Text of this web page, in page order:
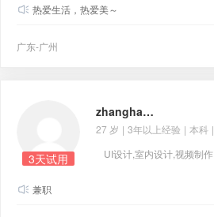
热爱生活，热爱美～
广东-广州
3天试用
zhanghaonan
27 岁 | 3年以上经验 | 本科 |
UI设计,室内设计,视频制作
兼职